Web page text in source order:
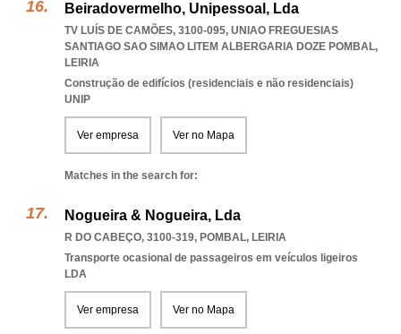
Beiradovermelho, Unipessoal, Lda
TV LUÍS DE CAMÕES, 3100-095, UNIAO FREGUESIAS
SANTIAGO SAO SIMAO LITEM ALBERGARIA DOZE POMBAL,
LEIRIA
Construção de edifícios (residenciais e não residenciais)
UNIP
Ver empresa Ver no Mapa
Matches in the search for:
Nogueira & Nogueira, Lda
R DO CABEÇO, 3100-319, POMBAL, LEIRIA
Transporte ocasional de passageiros em veículos ligeiros
LDA
Ver empresa Ver no Mapa